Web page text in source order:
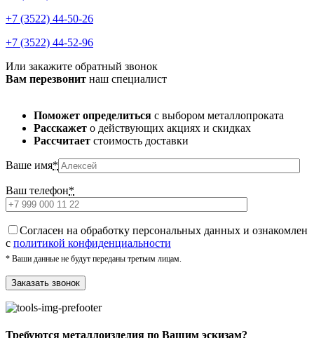
+7 (3522) 44-50-26
+7 (3522) 44-52-96
Или закажите обратный звонок
Вам перезвонит наш специалист
Поможет определиться с выбором металлопроката
Расскажет о действующих акциях и скидках
Рассчитает стоимость доставки
Ваше имя*
Ваш телефон*
Cогласен на обработку персональных данных и ознакомлен
с политикой конфиденциальности
* Ваши данные не будут переданы третьим лицам.
Требуются металлоизделия по Вашим эскизам?